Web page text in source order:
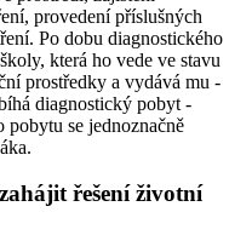
provedení příslušných
Po dobu diagnostického
která ho vede ve stavu
prostředky a vydává mu -
diagnostický pobyt -
se jednoznačně
řešení životní